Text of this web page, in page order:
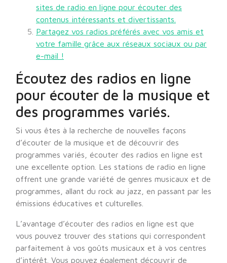
sites de radio en ligne pour écouter des
contenus intéressants et divertissants.
Partagez vos radios préférés avec vos amis et
votre famille grâce aux réseaux sociaux ou par
e-mail !
Écoutez des radios en ligne
pour écouter de la musique et
des programmes variés.
Si vous êtes à la recherche de nouvelles façons
d’écouter de la musique et de découvrir des
programmes variés, écouter des radios en ligne est
une excellente option. Les stations de radio en ligne
offrent une grande variété de genres musicaux et de
programmes, allant du rock au jazz, en passant par les
émissions éducatives et culturelles.
L’avantage d’écouter des radios en ligne est que
vous pouvez trouver des stations qui correspondent
parfaitement à vos goûts musicaux et à vos centres
d’intérêt. Vous pouvez également découvrir de